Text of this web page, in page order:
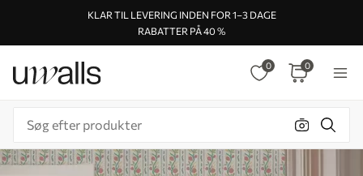
KLAR TIL LEVERING INDEN FOR 1–3 DAGE
RABATTER PÅ 40 %
0 0